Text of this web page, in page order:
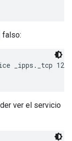
falso:
_ipps._tcp
ver el servicio